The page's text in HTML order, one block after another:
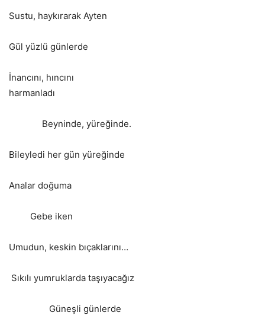
Sustu, haykırarak Ayten
Gül yüzlü günlerde
İnancını, hıncını
harmanladı
Beyninde, yüreğinde.
Bileyledi her gün yüreğinde
Analar doğuma
Gebe iken
Umudun, keskin bıçaklarını…
Sıkılı yumruklarda taşıyacağız
Güneşli günlerde